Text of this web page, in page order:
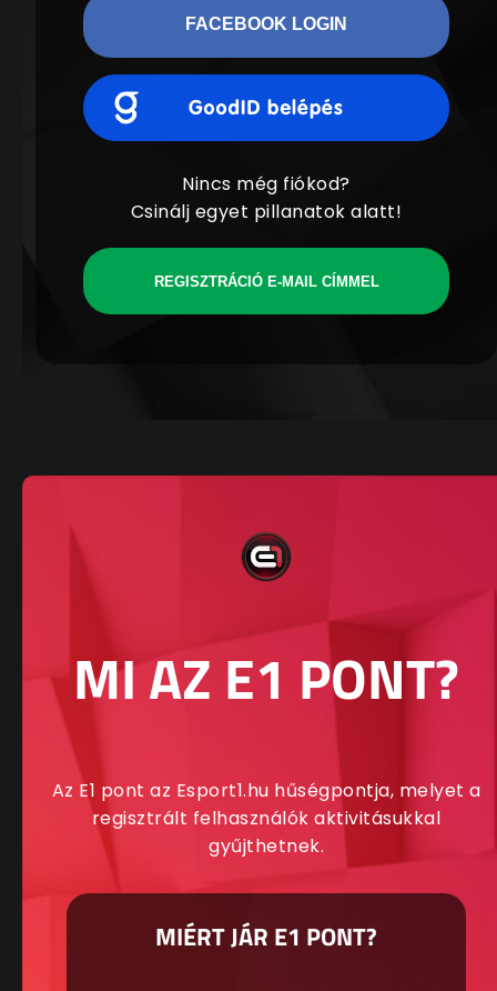
FACEBOOK LOGIN
Nincs még fiókod?
Csinálj egyet pillanatok alatt!
REGISZTRÁCIÓ E-MAIL CÍMMEL
MI AZ E1 PONT?
Az E1 pont az Esport1.hu hűségpontja, melyet a
regisztrált felhasználók aktivitásukkal
gyűjthetnek.
MIÉRT JÁR E1 PONT?